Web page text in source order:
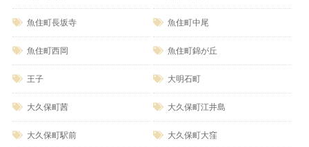
魚住町長坂寺 魚住町中尾
魚住町西岡 魚住町錦が丘
王子 大明石町
大久保町茜 大久保町江井島
大久保町駅前 大久保町大窪